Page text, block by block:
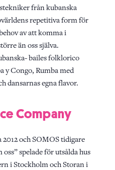
från kubanska
repetitiva form för
av att komma i
än oss själva.
bailes folklorico
y Congo, Rumba med
dansarnas egna flavor.
Company
2012 och SOMOS tidigare
spelade för utsålda hus
i Stockholm och Storan i